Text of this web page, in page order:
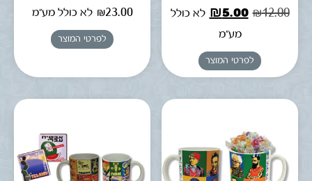
₪12.00
₪5.00
לא כולל
מע"מ
לפרטי המוצר
₪23.00 לא כולל מע"מ
לפרטי המוצר